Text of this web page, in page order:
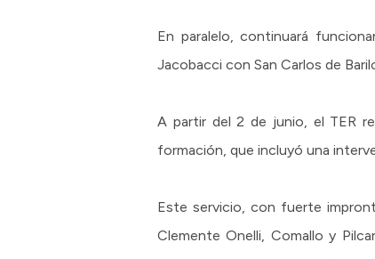
En paralelo, continuará
Jacobacci con San Carlos de
A partir del 2 de junio, el TER
formación, que incluyó una
Este servicio, con fuerte
Clemente Onelli, Comallo y